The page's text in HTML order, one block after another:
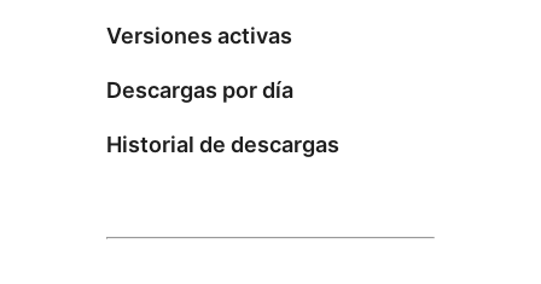
Versiones activas
Descargas por día
Historial de descargas